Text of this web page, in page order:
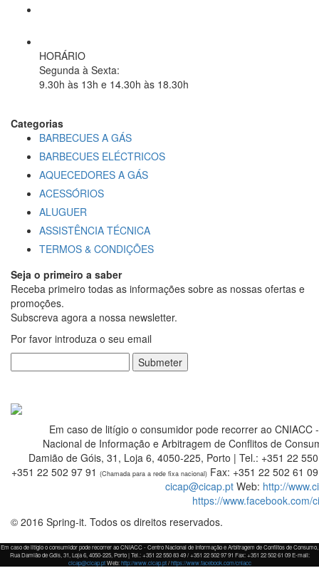
HORÁRIO
Segunda à Sexta:
9.30h às 13h e 14.30h às 18.30h
Categorias
BARBECUES A GÁS
BARBECUES ELÉCTRICOS
AQUECEDORES A GÁS
ACESSÓRIOS
ALUGUER
ASSISTÊNCIA TÉCNICA
TERMOS & CONDIÇÕES
Seja o primeiro a saber
Receba primeiro todas as informações sobre as nossas ofertas e
promoções.
Subscreva agora a nossa newsletter.
Por favor introduza o seu email
Submeter
Em caso de litígio o consumidor pode recorrer ao CNIACC
Nacional de Informação e Arbitragem de Conflitos de
Damião de Góis, 31, Loja 6, 4050-225, Porto | Tel.: +351 22
+351 22 502 97 91 (Chamada para a rede fixa nacional) Fax: +351 22 502 61
cicap@cicap.pt Web: http://
https://www.facebook.com/
© 2016 Spring-it. Todos os direitos reservados.
Em caso de litígio o consumidor pode recorrer ao CNIACC - Centro Nacional de Informação e Arbitragem de Conflitos de Consumo,
Rua Damião de Góis, 31, Loja 6, 4050-225, Porto | Tel.: +351 22 550 83 49 / +351 22 502 97 91 Fax: +351 22 502 61 09 E-mail:
cicap@cicap.ptWeb:http://www.cicap.pt/https://www.facebook.com/cniacc